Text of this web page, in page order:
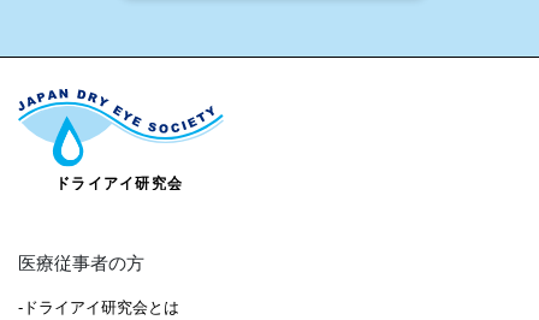
医療従事者の方
-ドライアイ研究会とは